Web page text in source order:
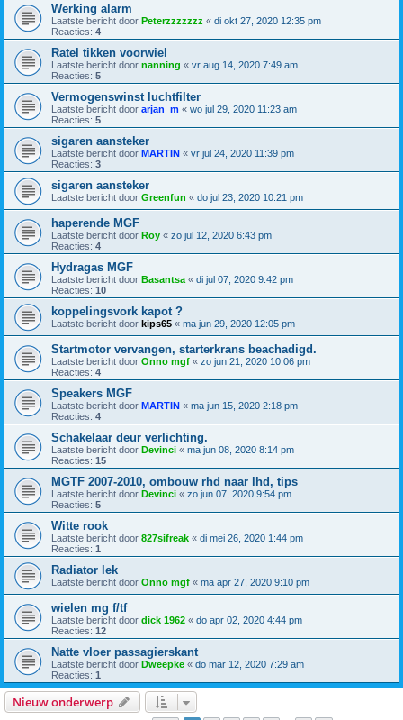
Werking alarm
Laatste bericht door Peterzzzzzzz « di okt 27, 2020 12:35 pm
Reacties: 4
Ratel tikken voorwiel
Laatste bericht door nanning « vr aug 14, 2020 7:49 am
Reacties: 5
Vermogenswinst luchtfilter
Laatste bericht door arjan_m « wo jul 29, 2020 11:23 am
Reacties: 5
sigaren aansteker
Laatste bericht door MARTIN « vr jul 24, 2020 11:39 pm
Reacties: 3
sigaren aansteker
Laatste bericht door Greenfun « do jul 23, 2020 10:21 pm
haperende MGF
Laatste bericht door Roy « zo jul 12, 2020 6:43 pm
Reacties: 4
Hydragas MGF
Laatste bericht door Basantsa « di jul 07, 2020 9:42 pm
Reacties: 10
koppelingsvork kapot ?
Laatste bericht door kips65 « ma jun 29, 2020 12:05 pm
Startmotor vervangen, starterkrans beachadigd.
Laatste bericht door Onno mgf « zo jun 21, 2020 10:06 pm
Reacties: 4
Speakers MGF
Laatste bericht door MARTIN « ma jun 15, 2020 2:18 pm
Reacties: 4
Schakelaar deur verlichting.
Laatste bericht door Devinci « ma jun 08, 2020 8:14 pm
Reacties: 15
MGTF 2007-2010, ombouw rhd naar lhd, tips
Laatste bericht door Devinci « zo jun 07, 2020 9:54 pm
Reacties: 5
Witte rook
Laatste bericht door 827sifreak « di mei 26, 2020 1:44 pm
Reacties: 1
Radiator lek
Laatste bericht door Onno mgf « ma apr 27, 2020 9:10 pm
wielen mg f/tf
Laatste bericht door dick 1962 « do apr 02, 2020 4:44 pm
Reacties: 12
Natte vloer passagierskant
Laatste bericht door Dweepke « do mar 12, 2020 7:29 am
Reacties: 1
Nieuw onderwerp